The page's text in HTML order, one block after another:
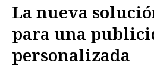
La nueva
para una
personalizada